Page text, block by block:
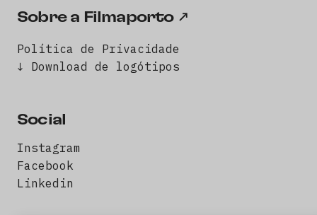
Sobre a Filmaporto
Política de Privacidade
↓ Download de logótipos
Social
Instagram
Facebook
Linkedin